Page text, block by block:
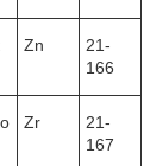
Zn
21-
166
Zr
21-
167